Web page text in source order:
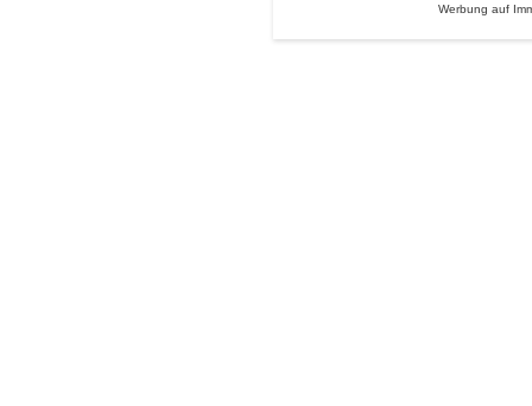
Werbung auf